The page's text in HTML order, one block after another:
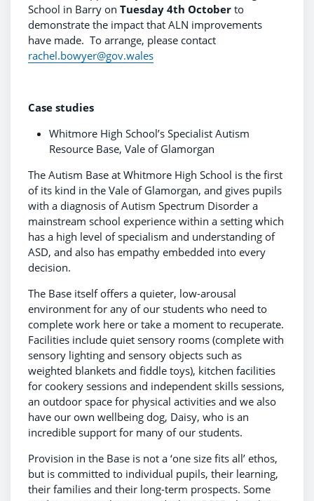
School in Barry on Tuesday 4th October to
demonstrate the impact that ALN improvements
have made. To arrange, please contact
rachel.bowyer@gov.wales
Case studies
Whitmore High School’s Specialist Autism
Resource Base, Vale of Glamorgan
The Autism Base at Whitmore High School is the first
of its kind in the Vale of Glamorgan, and gives pupils
with a diagnosis of Autism Spectrum Disorder a
mainstream school experience within a setting which
has a high level of specialism and understanding of
ASD, and also has empathy embedded into every
decision.
The Base itself offers a quieter, low-arousal
environment for any of our students who need to
complete work here or take a moment to recuperate.
Facilities include quiet sensory rooms (complete with
sensory lighting and sensory objects such as
weighted blankets and fiddle toys), kitchen facilities
for cookery sessions and independent skills sessions,
an outdoor space for physical activities and we also
have our own wellbeing dog, Daisy, who is an
incredible support for many of our students.
Provision in the Base is not a ‘one size fits all’ ethos,
but is committed to individual pupils, their learning,
their families and their long-term prospects. Some